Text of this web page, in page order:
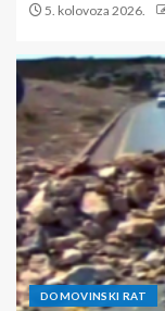
5. kolovoza 2026.
DOMOVINSKI RAT